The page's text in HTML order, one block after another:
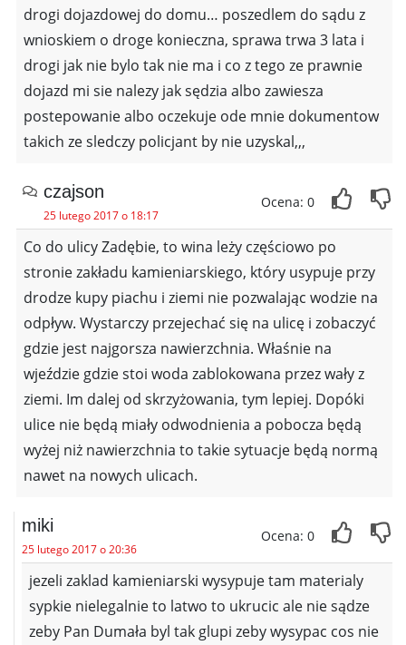
drogi dojazdowej do domu… poszedlem do sądu z
wnioskiem o droge konieczna, sprawa trwa 3 lata i
drogi jak nie bylo tak nie ma i co z tego ze prawnie
dojazd mi sie nalezy jak sędzia albo zawiesza
postepowanie albo oczekuje ode mnie dokumentow
takich ze sledczy policjant by nie uzyskal,,,
czajson
25 lutego 2017 o 18:17
Ocena: 0
Co do ulicy Zadębie, to wina leży częściowo po
stronie zakładu kamieniarskiego, który usypuje przy
drodze kupy piachu i ziemi nie pozwalając wodzie na
odpływ. Wystarczy przejechać się na ulicę i zobaczyć
gdzie jest najgorsza nawierzchnia. Właśnie na
wjeździe gdzie stoi woda zablokowana przez wały z
ziemi. Im dalej od skrzyżowania, tym lepiej. Dopóki
ulice nie będą miały odwodnienia a pobocza będą
wyżej niż nawierzchnia to takie sytuacje będą normą
nawet na nowych ulicach.
miki
25 lutego 2017 o 20:36
Ocena: 0
jezeli zaklad kamieniarski wysypuje tam materialy
sypkie nielegalnie to latwo to ukrucic ale nie sądze
zeby Pan Dumała byl tak glupi zeby wysypac cos nie